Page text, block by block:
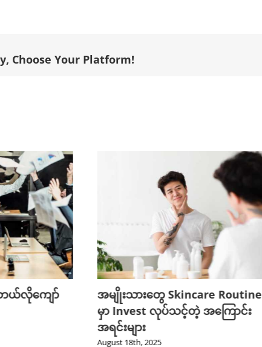
Choose Your Platform!
ဘယ်လိုကျော်
အမျိုးသားတွေ Skincare Routine
မှာ Invest လုပ်သင့်တဲ့ အကြောင်း
အရင်းများ
August 18th, 2025